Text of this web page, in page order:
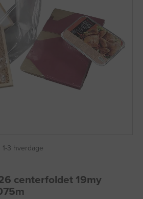
1-3 hverdage
centerfoldet 19my